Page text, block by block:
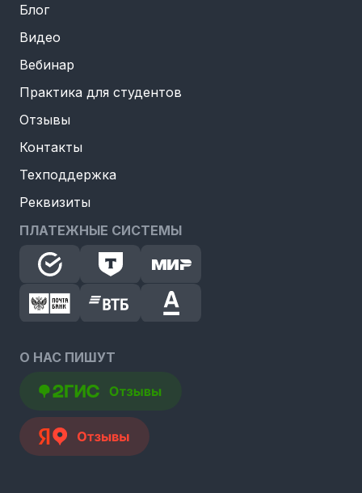
Блог
Видео
Вебинар
Практика для студентов
Отзывы
Контакты
Техподдержка
Реквизиты
ПЛАТЕЖНЫЕ СИСТЕМЫ
О НАС ПИШУТ